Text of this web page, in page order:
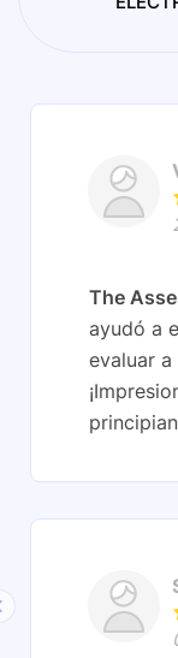
The
ayudó a
evaluar